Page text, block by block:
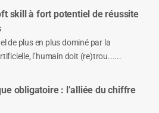
skill à fort potentiel de réussite
de plus en plus dominé par la
l’humain doit (re)trou......
obligatoire : l’alliée du chiffre